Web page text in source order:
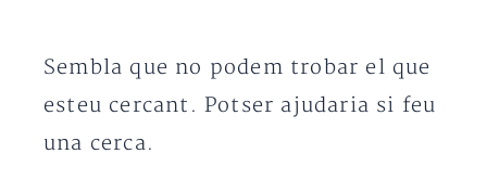
Sembla que no podem trobar el que
esteu cercant. Potser ajudaria si feu
una cerca.